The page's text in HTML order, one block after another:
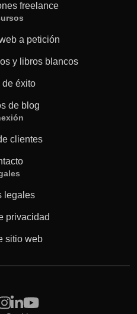
freelance
a petición
y libros blancos
de éxito
de blog
clientes
legales
privacidad
sitio web